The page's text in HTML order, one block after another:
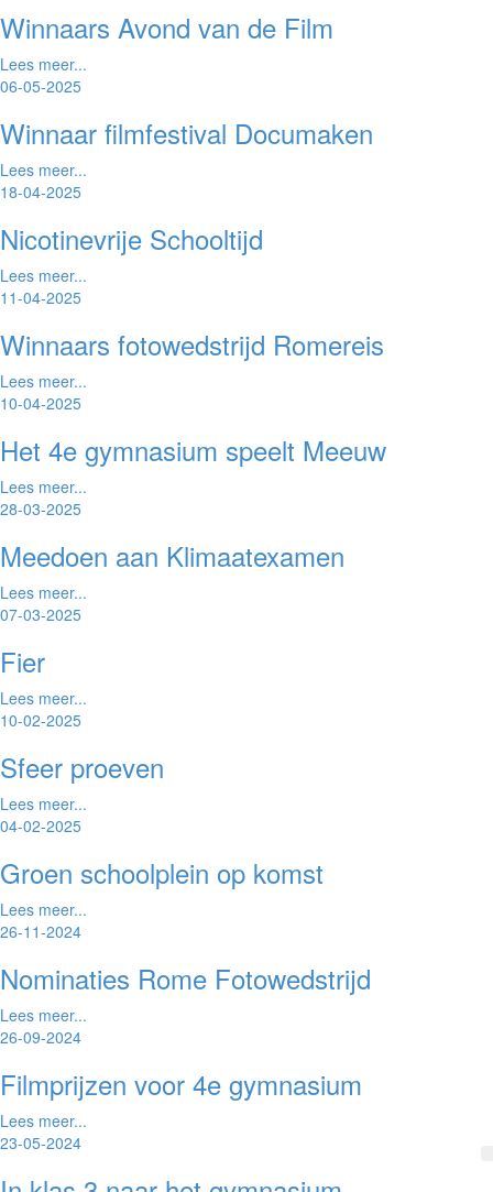
Winnaars Avond van de Film
Lees meer...
06-05-2025
Winnaar filmfestival Documaken
Lees meer...
18-04-2025
Nicotinevrije Schooltijd
Lees meer...
11-04-2025
Winnaars fotowedstrijd Romereis
Lees meer...
10-04-2025
Het 4e gymnasium speelt Meeuw
Lees meer...
28-03-2025
Meedoen aan Klimaatexamen
Lees meer...
07-03-2025
Fier
Lees meer...
10-02-2025
Sfeer proeven
Lees meer...
04-02-2025
Groen schoolplein op komst
Lees meer...
26-11-2024
Nominaties Rome Fotowedstrijd
Lees meer...
26-09-2024
Filmprijzen voor 4e gymnasium
Lees meer...
23-05-2024